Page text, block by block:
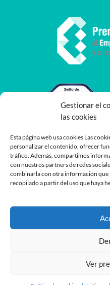
Gestionar el
las cookies
Esta página web usa cookies Las
personalizar el contenido, ofrecer
tráfico. Además, compartimos
con nuestros partners de redes
combinarla con otra información que
recopilado a partir del uso que haya
Ver